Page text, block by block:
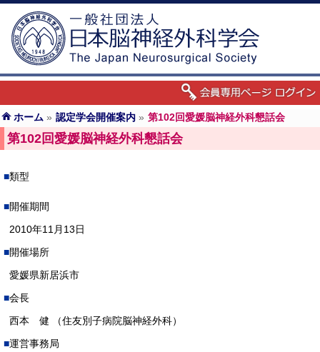
ホーム » 認定学会開催案内 » 第102回愛媛脳神経外科懇話会
第102回愛媛脳神経外科懇話会
類型
開催期間
2010年11月13日
開催場所
愛媛県新居浜市
会長
西本 健 （住友別子病院脳神経外科）
運営事務局